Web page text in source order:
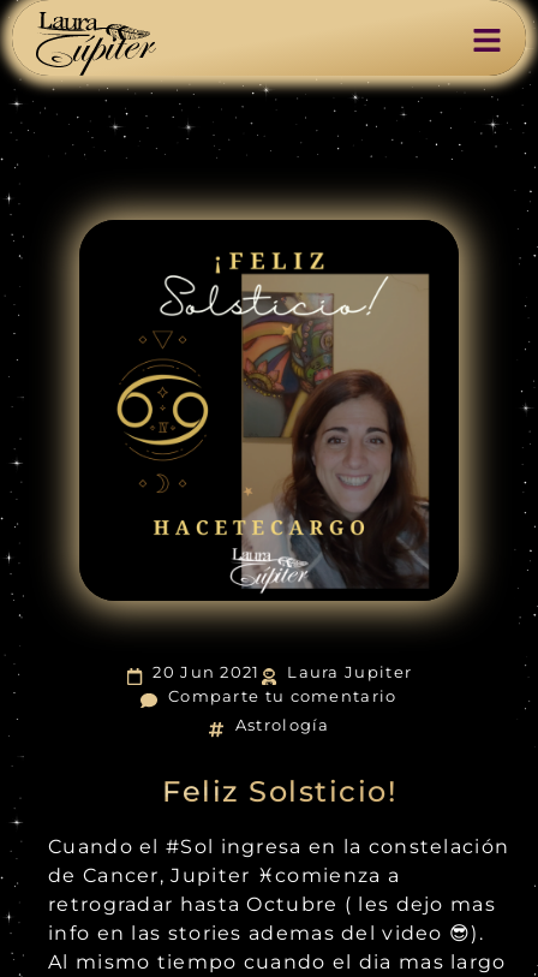
20 Jun 2021
Laura Jupiter
Comparte tu comentario
Astrología
Feliz Solsticio!
Cuando el #Sol ingresa en la constelación
de Cancer, Jupiter ♓️comienza a
retrogradar hasta Octubre ( les dejo mas
info en las stories ademas del video 😎).
Al mismo tiempo cuando el dia mas largo